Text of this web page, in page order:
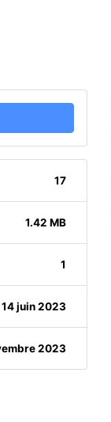
17
1.42 MB
1
14 juin 2023
2023